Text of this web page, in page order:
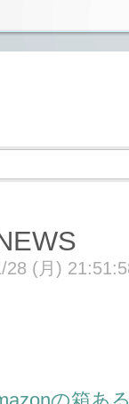
28 (月)